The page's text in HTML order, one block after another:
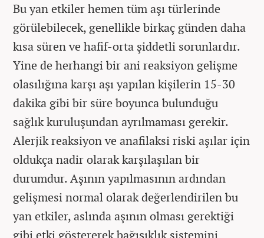
Bu yan etkiler hemen tüm aşı türlerinde
görülebilecek, genellikle birkaç günden daha
kısa süren ve hafif-orta şiddetli sorunlardır.
Yine de herhangi bir ani reaksiyon gelişme
olasılığına karşı aşı yapılan kişilerin 15-30
dakika gibi bir süre boyunca bulunduğu
sağlık kuruluşundan ayrılmaması gerekir.
Alerjik reaksiyon ve anafilaksi riski aşılar için
oldukça nadir olarak karşılaşılan bir
durumdur. Aşının yapılmasının ardından
gelişmesi normal olarak değerlendirilen bu
yan etkiler, aslında aşının olması gerektiği
gibi etki göstererek bağışıklık sistemini